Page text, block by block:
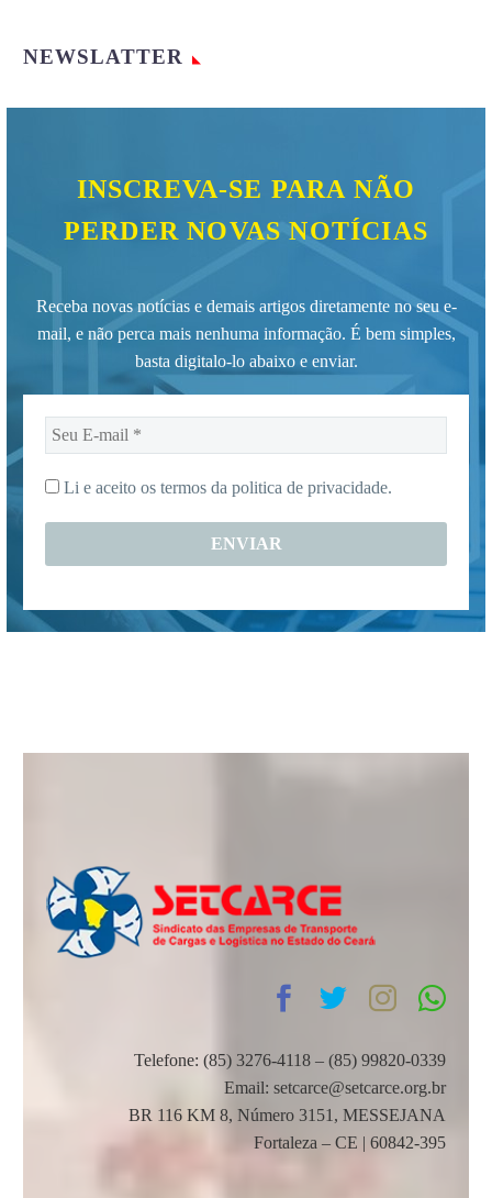
NEWSLATTER
INSCREVA-SE PARA NÃO
PERDER NOVAS NOTÍCIAS
Receba novas notícias e demais artigos diretamente no seu e-
mail, e não perca mais nenhuma informação. É bem simples,
basta digitalo-lo abaixo e enviar.
Seu
E-
mail
*
Li e aceito os termos da politica de privacidade.
Telefone: (85) 3276-4118 – (85) 99820-0339
Email: setcarce@setcarce.org.br
BR 116 KM 8, Número 3151, MESSEJANA
Fortaleza – CE | 60842-395